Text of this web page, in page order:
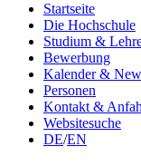
Startseite
Die Hochschule
Studium &
Bewerbung
Kalender &
Personen
Kontakt &
Websitesuche
DE/EN